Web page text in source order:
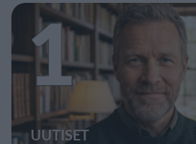
1
UUTISET